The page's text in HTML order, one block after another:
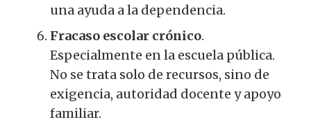
una ayuda a la dependencia.
Fracaso escolar crónico.
Especialmente en la escuela pública.
No se trata solo de recursos, sino de
exigencia, autoridad docente y apoyo
familiar.